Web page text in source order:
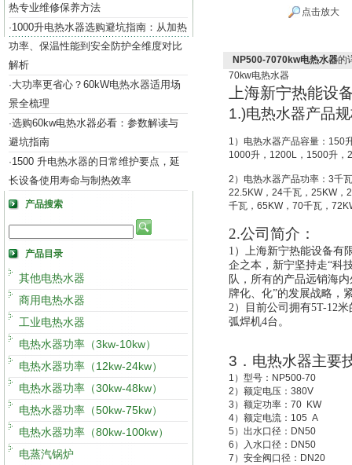
热专业维修保养方法
·1000升电热水器选购避坑指南：从加热
功率、保温性能到安全防护全维度对比
解析
·大功率更省心？60kW电热水器适用场
景全梳理
·选购60kw电热水器必看：参数解读与
避坑指南
·1500 升电热水器的日常维护要点，延
长设备使用寿命与制热效率
产品搜索
产品目录
其他电热水器
商用电热水器
工业电热水器
电热水器功率（3kw-10kw）
电热水器功率（12kw-24kw）
电热水器功率（30kw-48kw）
电热水器功率（50kw-75kw）
电热水器功率（80kw-100kw）
电蒸汽锅炉
点击放大
NP500-7070kw电热水器的
70kw电热水器
上海新宁热能设
1.)电热水器产品
1 ）电热水器产品容量： 150
1000升 ， 1200L ， 1500升 ，
2 ）电热水器产品功率： 3千
22.5KW， 24千瓦， 25KW，
千瓦， 65KW， 70千瓦，
2.公司简介 ：
1） 上海新宁热能设备有
企之本 ， 新宁坚持走“科
队，所有的产品远销海
牌化、化”的发展战略，
2）目前公司拥有5T-12
弧焊机4台。
3 ．电热水器主要
1 ）型号： NP500-70
2 ）额定电压： 380V
3 ）额定功率： 70 KW
4）额定电流： 105 A
5 ）出水口径： DN50
6 ）入水口径： DN50
7 ）安全阀口径： DN20